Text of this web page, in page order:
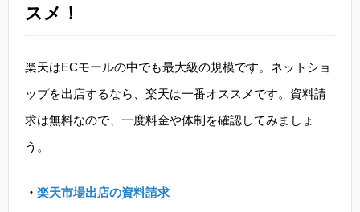
スメ！
楽天はECモールの中でも最大級の規模です。ネットショ
ップを出店するなら、楽天は一番オススメです。資料請
求は無料なので、一度料金や体制を確認してみましょ
う。
・ 楽天市場出店の資料請求